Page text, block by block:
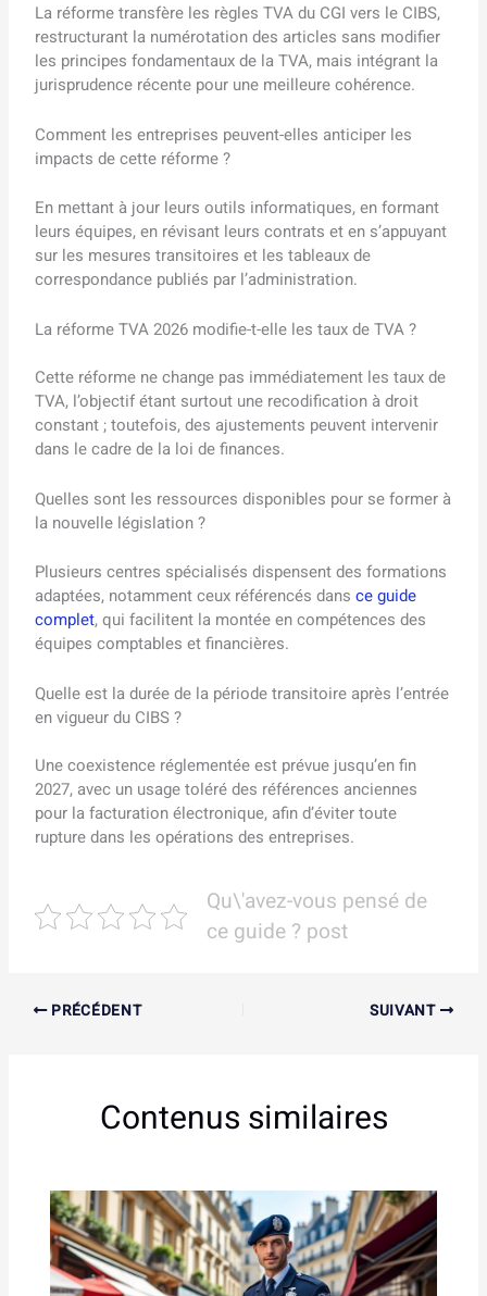
La réforme transfère les règles TVA du CGI vers le CIBS,
restructurant la numérotation des articles sans modifier
les principes fondamentaux de la TVA, mais intégrant la
jurisprudence récente pour une meilleure cohérence.
Comment les entreprises peuvent-elles anticiper les
impacts de cette réforme ?
En mettant à jour leurs outils informatiques, en formant
leurs équipes, en révisant leurs contrats et en s’appuyant
sur les mesures transitoires et les tableaux de
correspondance publiés par l’administration.
La réforme TVA 2026 modifie-t-elle les taux de TVA ?
Cette réforme ne change pas immédiatement les taux de
TVA, l’objectif étant surtout une recodification à droit
constant ; toutefois, des ajustements peuvent intervenir
dans le cadre de la loi de finances.
Quelles sont les ressources disponibles pour se former à
la nouvelle législation ?
Plusieurs centres spécialisés dispensent des formations
adaptées, notamment ceux référencés dansce guide
complet, qui facilitent la montée en compétences des
équipes comptables et financières.
Quelle est la durée de la période transitoire après l’entrée
en vigueur du CIBS ?
Une coexistence réglementée est prévue jusqu’en fin
2027, avec un usage toléré des références anciennes
pour la facturation électronique, afin d’éviter toute
rupture dans les opérations des entreprises.
Qu\'avez-vous pensé de
ce guide ? post
PRÉCÉDENT SUIVANT
Contenus similaires